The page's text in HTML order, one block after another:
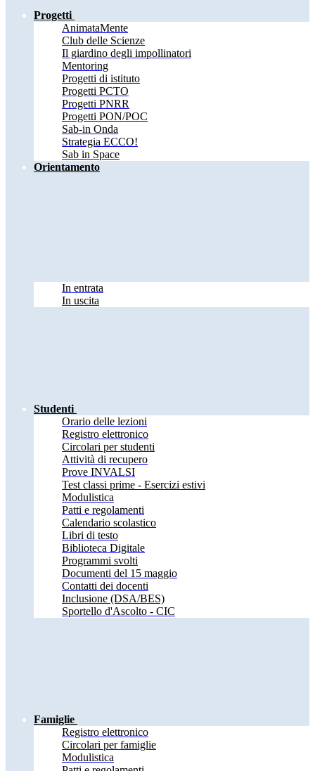
Progetti
AnimataMente
Club delle Scienze
Il giardino degli impollinatori
Mentoring
Progetti di istituto
Progetti PCTO
Progetti PNRR
Progetti PON/POC
Sab-in Onda
Strategia ECCO!
Sab in Space
Orientamento
In entrata
In uscita
Studenti
Orario delle lezioni
Registro elettronico
Circolari per studenti
Attività di recupero
Prove INVALSI
Test classi prime - Esercizi estivi
Modulistica
Patti e regolamenti
Calendario scolastico
Libri di testo
Biblioteca Digitale
Programmi svolti
Documenti del 15 maggio
Contatti dei docenti
Inclusione (DSA/BES)
Sportello d'Ascolto - CIC
Famiglie
Registro elettronico
Circolari per famiglie
Modulistica